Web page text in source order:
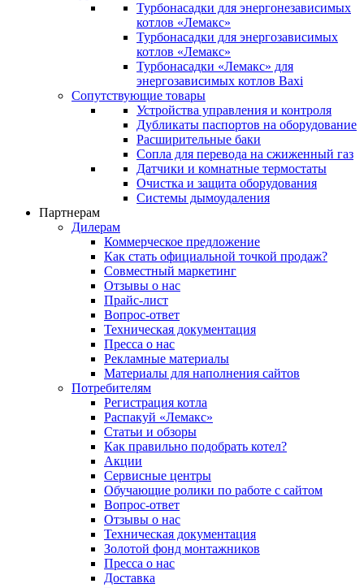
Турбонасадки для энергонезависимых
котлов «Лемакс»
Турбонасадки для энергозависимых
котлов «Лемакс»
Турбонасадки «Лемакс» для
энергозависимых котлов Baxi
Сопутствующие товары
Устройства управления и контроля
Дубликаты паспортов на оборудование
Расширительные баки
Сопла для перевода на сжиженный газ
Датчики и комнатные термостаты
Очистка и защита оборудования
Системы дымоудаления
Партнерам
Дилерам
Коммерческое предложение
Как стать официальной точкой продаж?
Совместный маркетинг
Отзывы о нас
Прайс-лист
Вопрос-ответ
Техническая документация
Пресса о нас
Рекламные материалы
Материалы для наполнения сайтов
Потребителям
Регистрация котла
Распакуй «Лемакс»
Статьи и обзоры
Как правильно подобрать котел?
Акции
Сервисные центры
Обучающие ролики по работе с сайтом
Вопрос-ответ
Отзывы о нас
Техническая документация
Золотой фонд монтажников
Пресса о нас
Доставка